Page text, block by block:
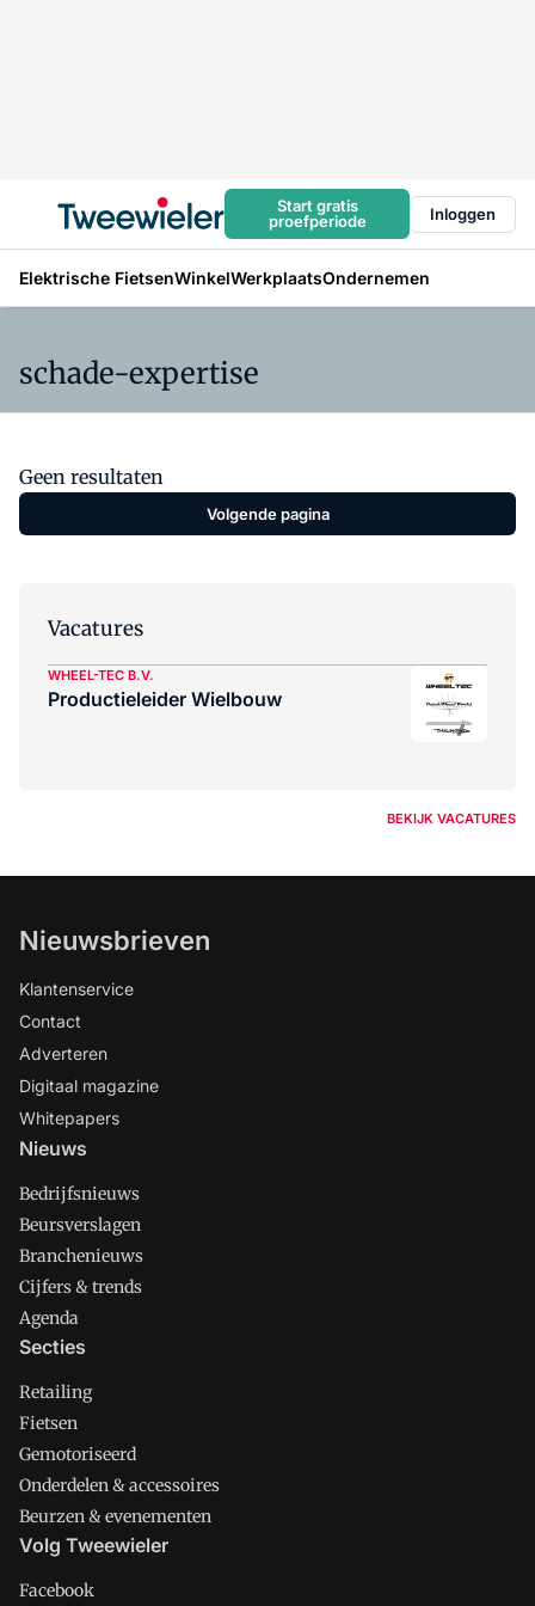
Start gratis
proefperiode
Inloggen
Elektrische FietsenWinkelWerkplaatsOndernemen
schade-expertise
Geen resultaten
Volgende pagina
Vacatures
WHEEL-TEC B.V.
Productieleider Wielbouw
BEKIJK VACATURES
Nieuwsbrieven
Klantenservice
Contact
Adverteren
Digitaal magazine
Whitepapers
Nieuws
Bedrijfsnieuws
Beursverslagen
Branchenieuws
Cijfers & trends
Agenda
Secties
Retailing
Fietsen
Gemotoriseerd
Onderdelen & accessoires
Beurzen & evenementen
Volg Tweewieler
Facebook